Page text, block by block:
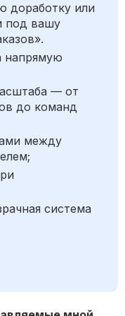
доработку или
под вашу
напрямую
— от
до команд
между
система